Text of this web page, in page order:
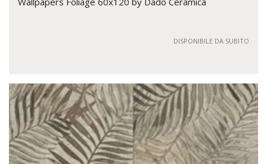
DISPONIBILE DA SUBITO